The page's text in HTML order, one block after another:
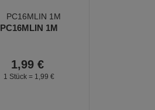
PC16MLIN 1M
1,99 €
1 Stück = 1, 99 €